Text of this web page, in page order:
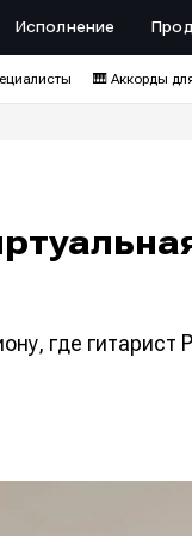
Исполнение
🎹 Аккорды
где